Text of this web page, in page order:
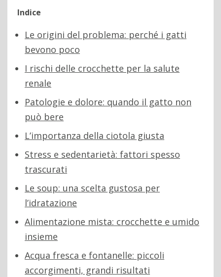
Indice
Le origini del problema: perché i gatti
bevono poco
I rischi delle crocchette per la salute
renale
Patologie e dolore: quando il gatto non
può bere
L’importanza della ciotola giusta
Stress e sedentarietà: fattori spesso
trascurati
Le soup: una scelta gustosa per
l’idratazione
Alimentazione mista: crocchette e umido
insieme
Acqua fresca e fontanelle: piccoli
accorgimenti, grandi risultati